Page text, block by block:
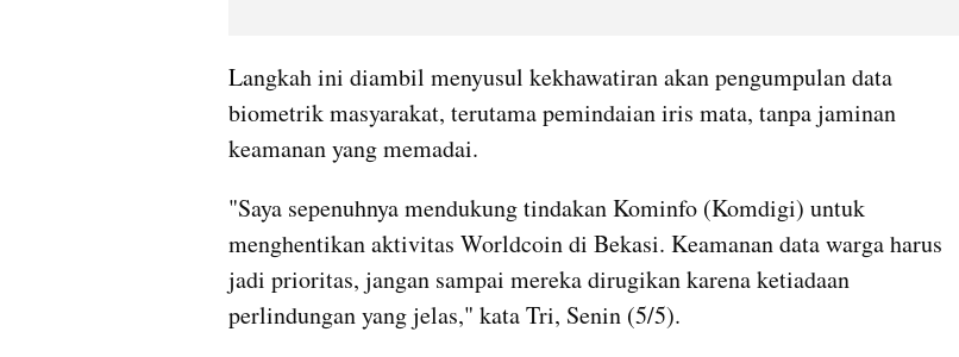
Langkah ini diambil menyusul kekhawatiran akan pengumpulan data
biometrik masyarakat, terutama pemindaian iris mata, tanpa jaminan
keamanan yang memadai.
"Saya sepenuhnya mendukung tindakan Kominfo (Komdigi) untuk
menghentikan aktivitas Worldcoin di Bekasi. Keamanan data warga harus
jadi prioritas, jangan sampai mereka dirugikan karena ketiadaan
perlindungan yang jelas," kata Tri, Senin (5/5).